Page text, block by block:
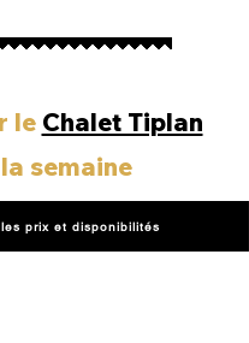
le Chalet Tiplan
semaine
prix et disponibilités